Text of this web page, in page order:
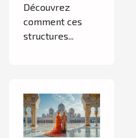
Découvrez
comment ces
structures...